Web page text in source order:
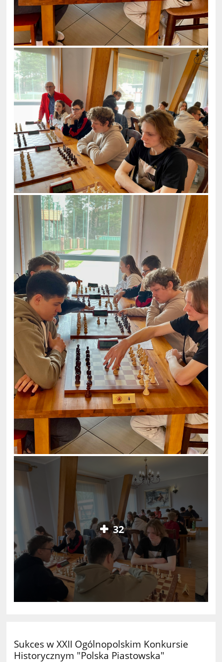
32
Sukces w XXII Ogólnopolskim Konkursie
Historycznym "Polska Piastowska"